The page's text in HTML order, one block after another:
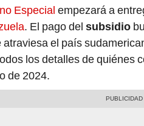
Especial empezará a
. El pago del subsidio
el país
los detalles de quiénes
de 2024.